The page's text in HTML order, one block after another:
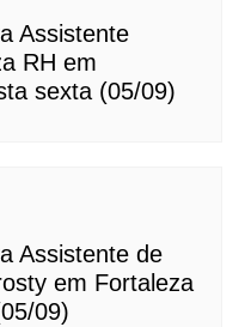
Assistente
RH em
sexta (05/09)
Assistente de
em Fortaleza
09)